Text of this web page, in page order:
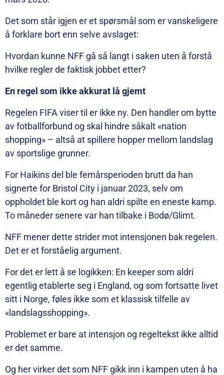
Det som står igjen er et spørsmål som er vanskeligere
å forklare bort enn selve avslaget:
Hvordan kunne NFF gå så langt i saken uten å forstå
hvilke regler de faktisk jobbet etter?
En regel som ikke akkurat lå gjemt
Regelen FIFA viser til er ikke ny. Den handler om bytte
av fotballforbund og skal hindre såkalt «nation
shopping» – altså at spillere hopper mellom landslag
av sportslige grunner.
For Haikins del ble femårsperioden brutt da han
signerte for Bristol City i januar 2023, selv om
oppholdet ble kort og han aldri spilte en eneste kamp.
To måneder senere var han tilbake i Bodø/Glimt.
NFF mener dette strider mot intensjonen bak regelen.
Det er et forståelig argument.
For det er lett å se logikken: En keeper som aldri
egentlig etablerte seg i England, og som fortsatte livet
sitt i Norge, føles ikke som et klassisk tilfelle av
«landslagsshopping».
Problemet er bare at intensjon og regeltekst ikke alltid
er det samme.
Og her virker det som NFF gikk inn i kampen uten å ha